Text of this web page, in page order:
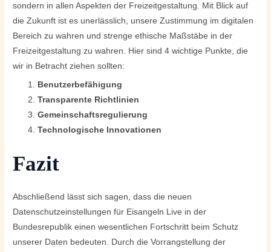
sondern in allen Aspekten der Freizeitgestaltung. Mit Blick auf
die Zukunft ist es unerlässlich, unsere Zustimmung im digitalen
Bereich zu wahren und strenge ethische Maßstäbe in der
Freizeitgestaltung zu wahren. Hier sind 4 wichtige Punkte, die
wir in Betracht ziehen sollten:
Benutzerbefähigung
Transparente Richtlinien
Gemeinschaftsregulierung
Technologische Innovationen
Fazit
Abschließend lässt sich sagen, dass die neuen
Datenschutzeinstellungen für Eisangeln Live in der
Bundesrepublik einen wesentlichen Fortschritt beim Schutz
unserer Daten bedeuten. Durch die Vorrangstellung der